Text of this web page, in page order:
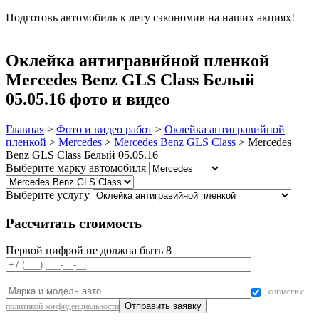
Подготовь автомобиль к лету сэкономив на наших акциях!
Оклейка антигравийной пленкой
Mercedes Benz GLS Class Белый
05.05.16 фото и видео
Главная > Фото и видео работ > Оклейка антигравийной
пленкой > Mercedes > Mercedes Benz GLS Class > Mercedes
Benz GLS Class Белый 05.05.16
Выберите марку автомобиля
Выберите услугу
Рассчитать стоимость
Первой цифрой не должна быть 8
согласен с
политикой конфиденциальности